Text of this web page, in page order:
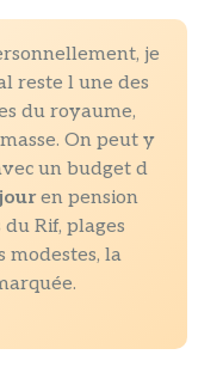
je
reste l une des
du royaume,
On peut y
un budget d
en pension
Rif, plages
modestes, la